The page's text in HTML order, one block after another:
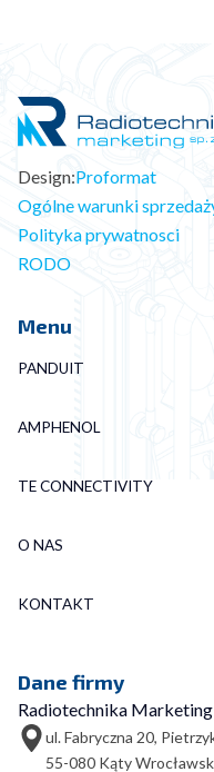
Design:Proformat
Ogólne warunki
Polityka prywatnosci
RODO
Menu
PANDUIT
AMPHENOL
TE CONNECTIVITY
O NAS
KONTAKT
Dane firmy
Radiotechnika Marketing
ul. Fabryczna 20,
55-080 Kąty